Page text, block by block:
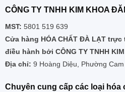
CÔNG TY TNHH KIM KHOA
MST: 5801 519 639
Cửa hàng HÓA CHẤT ĐÀ LẠT
điều hành bởi CÔNG TY TNHH
Địa chỉ: 9 Hoàng Diệu, Phường
Chuyên cung cấp các loại hóa